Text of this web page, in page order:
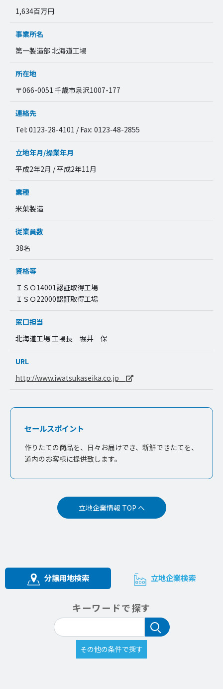
1,634百万円
事業所名
第一製造部 北海道工場
所在地
〒066-0051 千歳市泉沢1007-177
連絡先
Tel: 0123-28-4101 / Fax: 0123-48-2855
立地年月/操業年月
平成2年2月 / 平成2年11月
業種
米菓製造
従業員数
38名
資格等
ＩＳＯ14001認証取得工場
ＩＳＯ22000認証取得工場
窓口担当
北海道工場 工場長 堀井 保
URL
http://www.iwatsukaseika.co.jp
セールスポイント
作りたての商品を、日々お届けでき、新鮮できたてを、
道内のお客様に提供致します。
立地企業情報 TOP へ
分譲用地検索 立地企業検索
キーワードで探す